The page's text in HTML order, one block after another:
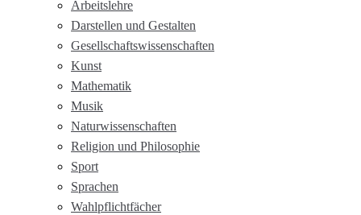
Arbeitslehre
Darstellen und Gestalten
Gesellschaftswissenschaften
Kunst
Mathematik
Musik
Naturwissenschaften
Religion und Philosophie
Sport
Sprachen
Wahlpflichtfächer